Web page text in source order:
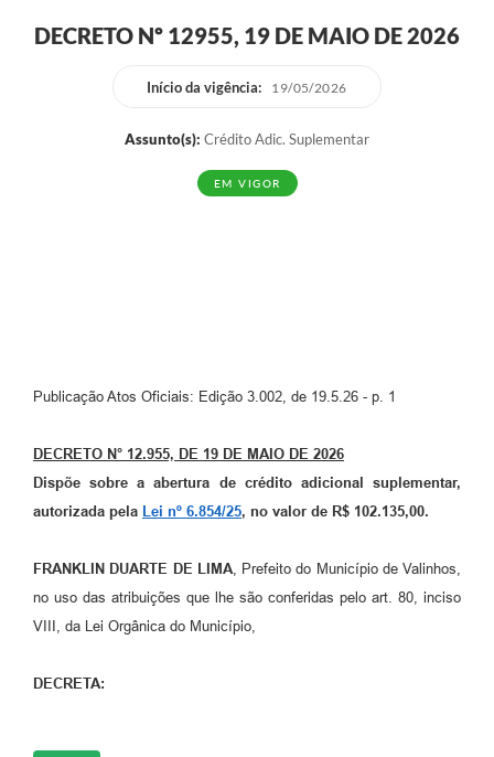
Programa Famílias Fortes
Vagas de emprego no PAT Valinhos
Galeria de Vídeos
Projetos
Editais
DECRETO Nº 12955, 19 DE MAIO DE 2026
Início da vigência: 19/05/2026
Assunto(s): Crédito Adic. Suplementar
EM VIGOR
Publicação Atos Oficiais: Edição 3.002, de 19.5.26 - p. 1
DECRETO N° 12.955, DE 19 DE MAIO DE 2026
Dispõe sobre a abertura de crédito adicional suplementar,
autorizada pela Lei nº 6.854/25, no valor de R$ 102.135,00.
FRANKLIN DUARTE DE LIMA, Prefeito do Município de Valinhos,
no uso das atribuições que lhe são conferidas pelo art. 80, inciso
VIII, da Lei Orgânica do Município,
DECRETA: